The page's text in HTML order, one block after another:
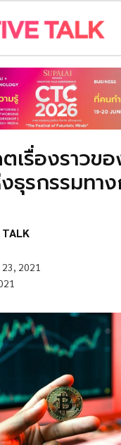
เรื่องราวข
ธุรกรรมทาง
TALK
2021